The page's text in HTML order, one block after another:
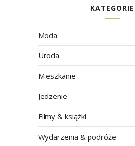
KATEGORIE
Moda
Uroda
Mieszkanie
Jedzenie
Filmy & książki
Wydarzenia & podróże